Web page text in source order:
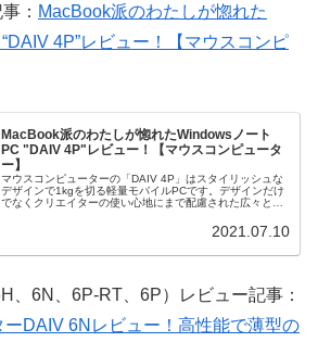
： MacBook派のわたしが惚れた
4P”レビュー！【マウスコンピ
MacBook派のわたしが惚れたWindowsノート
PC "DAIV 4P"レビュー！【マウスコンピュータ
ー】
マウスコンピューターの「DAIV 4P」はスタイリッシュな
デザインで1kgを切る軽量モバイルPCです。デザインだけ
でなくクリエイターの使い心地にまで配慮された広々とし
のおかげで拡張性に優れ、USB充電に対応していることで
非常に使い勝手が良いです。実際に使ってみた感想をレビ
2021.07.10
、6N、6P-RT、6P）レビュー記事：
DAIV 6Nレビュー！高性能で薄型の